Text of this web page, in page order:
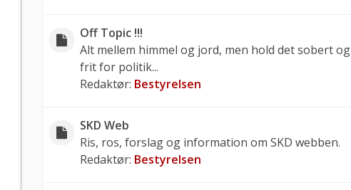
Off Topic !!!
Alt mellem himmel og jord, men hold det sobert og
frit for politik...
Redaktør: Bestyrelsen
SKD Web
Ris, ros, forslag og information om SKD webben.
Redaktør: Bestyrelsen